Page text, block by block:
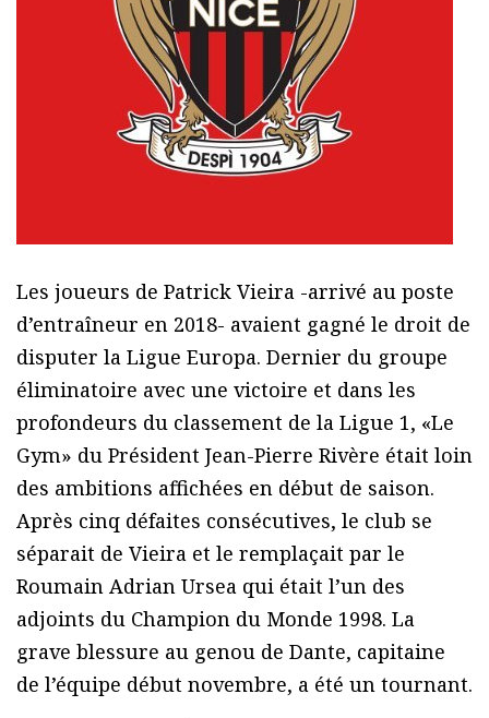
Les joueurs de Patrick Vieira -arrivé au poste
d’entraîneur en 2018- avaient gagné le droit de
disputer la Ligue Europa. Dernier du groupe
éliminatoire avec une victoire et dans les
profondeurs du classement de la Ligue 1, «Le
Gym» du Président Jean-Pierre Rivère était loin
des ambitions affichées en début de saison.
Après cinq défaites consécutives, le club se
séparait de Vieira et le remplaçait par le
Roumain Adrian Ursea qui était l’un des
adjoints du Champion du Monde 1998. La
grave blessure au genou de Dante, capitaine
de l’équipe début novembre, a été un tournant.